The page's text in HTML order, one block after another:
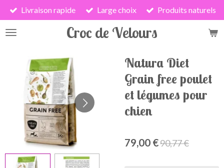
Passer
au
contenu
Croc de Velours
Livraison rapide Large choix Produits naturels
Natura Diet
Grain free poulet
et légumes pour
chien
79,00 €90,77 €